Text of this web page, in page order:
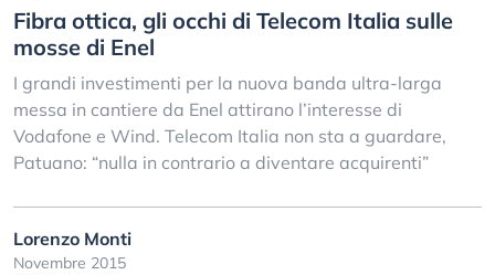
Fibra ottica, gli occhi di Telecom Italia sulle
mosse di Enel
I grandi investimenti per la nuova banda ultra-larga
messa in cantiere da Enel attirano l’interesse di
Vodafone e Wind. Telecom Italia non sta a guardare,
Patuano: “nulla in contrario a diventare acquirenti”
Lorenzo Monti
Novembre 2015